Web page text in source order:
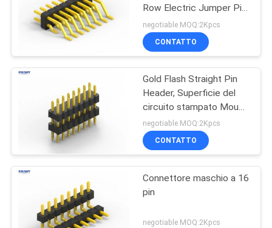
Row Electric Jumper Pin
Header
negotiable MOQ:2Kpcs
CONTATTO
Gold Flash Straight Pin
Header, Superficie del
circuito stampato Mount
Pin Header
negotiable MOQ:2Kpcs
CONTATTO
Connettore maschio a 16
pin
negotiable MOQ:2Kpcs